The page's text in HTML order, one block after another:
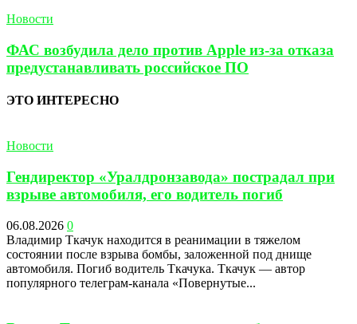
Новости
ФАС возбудила дело против Apple из-за отказа
предустанавливать российское ПО
ЭТО ИНТЕРЕСНО
Новости
Гендиректор «Уралдронзавода» пострадал при
взрыве автомобиля, его водитель погиб
06.08.2026 0
Владимир Ткачук находится в реанимации в тяжелом
состоянии после взрыва бомбы, заложенной под днище
автомобиля. Погиб водитель Ткачука. Ткачук — автор
популярного телеграм-канала «Повернутые...